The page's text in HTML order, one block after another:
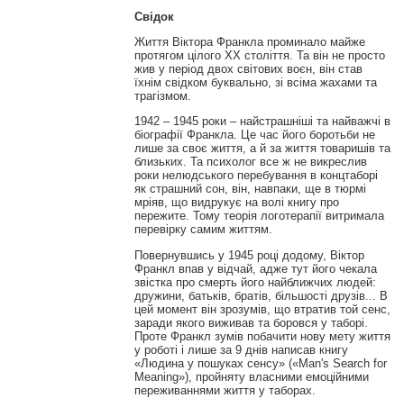
Свідок
Життя Віктора Франкла проминало майже
протягом цілого XX століття. Та він не просто
жив у період двох світових воєн, він став
їхнім свідком буквально, зі всіма жахами та
трагізмом.
1942 – 1945 роки – найстрашніші та найважчі в
біографії Франкла. Це час його боротьби не
лише за своє життя, а й за життя товаришів та
близьких. Та психолог все ж не викреслив
роки нелюдського перебування в концтаборі
як страшний сон, він, навпаки, ще в тюрмі
мріяв, що видрукує на волі книгу про
пережите. Тому теорія логотерапії витримала
перевірку самим життям.
Повернувшись у 1945 році додому, Віктор
Франкл впав у відчай, адже тут його чекала
звістка про смерть його найближчих людей:
дружини, батьків, братів, більшості друзів... В
цей момент він зрозумів, що втратив той сенс,
заради якого виживав та боровся у таборі.
Проте Франкл зумів побачити нову мету життя
у роботі і лише за 9 днів написав книгу
«Людина у пошуках сенсу» («Man's Search for
Meaning»), пройняту власними емоційними
переживаннями життя у таборах.